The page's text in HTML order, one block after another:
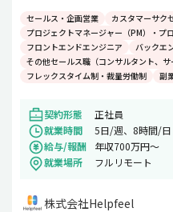
セールス・企画営業
カスタマーサク
プロジェクトマネージャー（PM）・プ
フロントエンドエンジニア
バックエ
その他セールス職（コンサルタント、サ
フレックスタイム制・裁量労働制
副
契約形態
正社員
就業時間
5日/週、8時間/日
給与/報酬
年収700万円～
就業場所
フルリモート
株式会社Helpfeel